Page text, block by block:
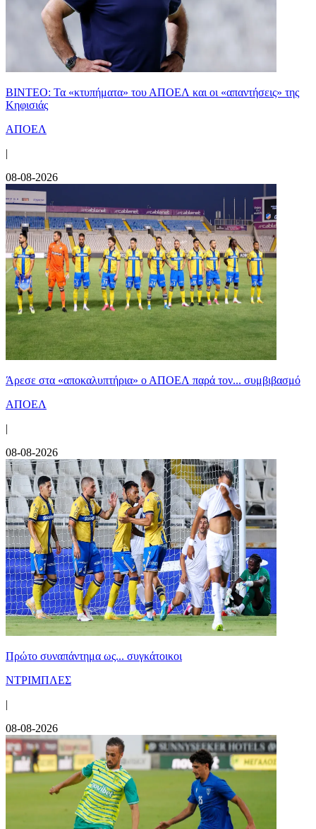
ΒΙΝΤΕΟ: Τα «κτυπήματα» του ΑΠΟΕΛ και οι «απαντήσεις» της
Κηφισιάς
ΑΠΟΕΛ
|
08-08-2026
Άρεσε στα «αποκαλυπτήρια» ο ΑΠΟΕΛ παρά τον... συμβιβασμό
ΑΠΟΕΛ
|
08-08-2026
Πρώτο συναπάντημα ως... συγκάτοικοι
ΝΤΡΙΜΠΛΕΣ
|
08-08-2026